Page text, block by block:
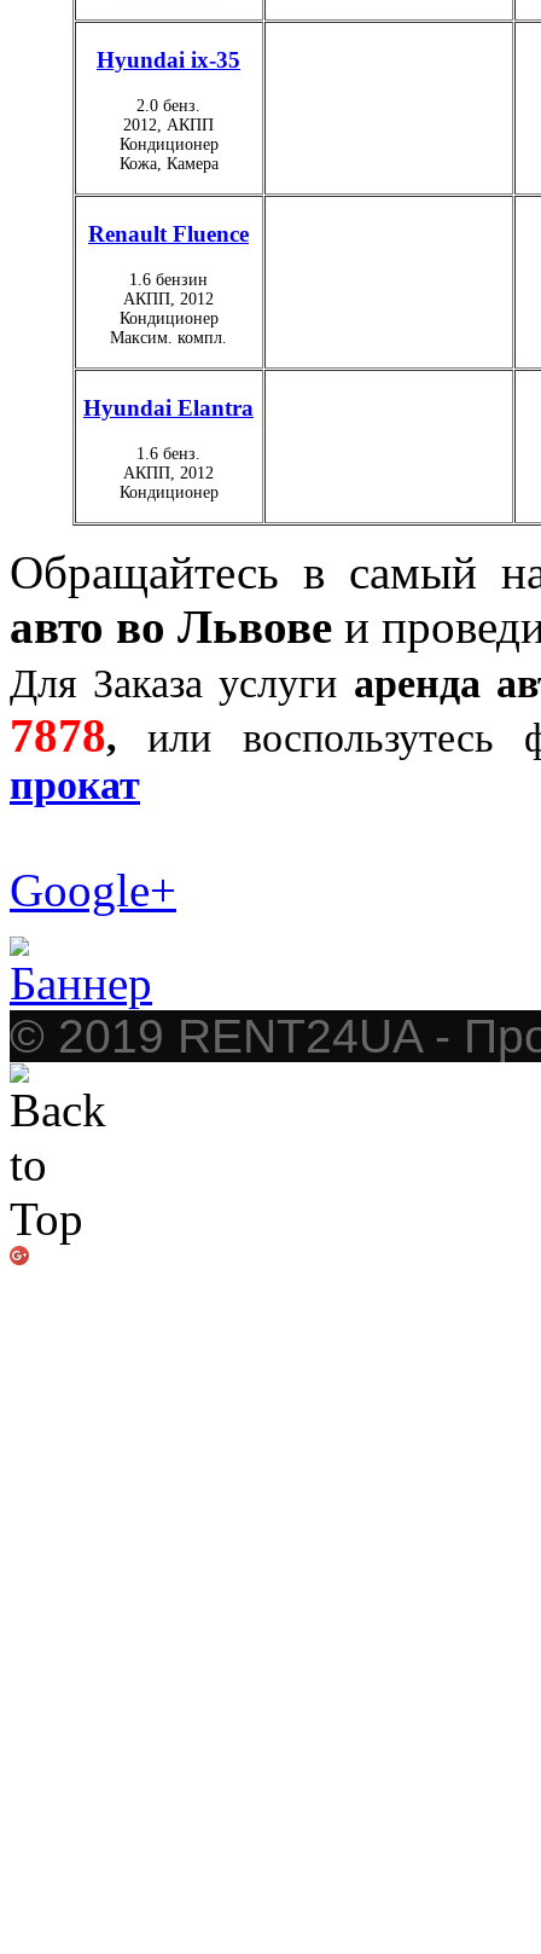
Hyundai ix-35
2.0 бенз.
2012, АКПП
Кондиционер
Кожа, Камера
Renault Fluence
1.6 бензин
АКПП, 2012
Кондиционер
Максим. компл.
Hyundai Elantra
1.6 бенз.
АКПП, 2012
Кондиционер
Обращайтесь в самый
авто во Львове и
Для Заказа услуги аренда
7878,или
прокат
Google+
© 2019 RENT24UA -